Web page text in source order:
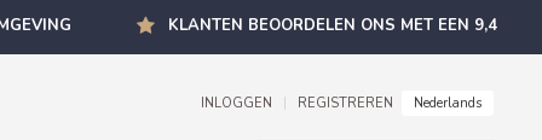
KLANTEN BEOORDELEN ONS MET EEN 9,4
INLOGGEN REGISTREREN Nederlands